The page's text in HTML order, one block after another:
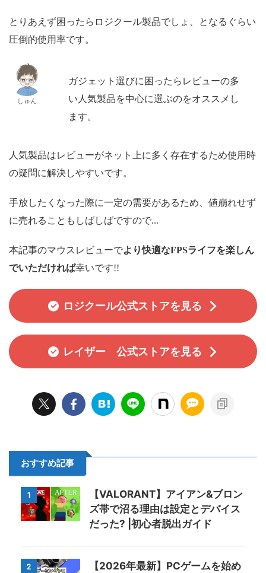
とりあえず困ったらロジクール製品でしょ、となるぐらい
圧倒的使用率です。
しゅん
ガジェット選びに困ったらレビューの多
い人気製品を中心に選ぶのをオススメし
ます。
人気製品はレビューがネット上に多く存在するため使用時
の疑問に解決しやすいです。
手放したくなった際に一定の需要があるため、値崩れせず
に売れることもしばしばですので...
本記事のマウスレビューでより快適なFPSライフを楽しん
でいただければ幸いです!!
ロジクール公式ストアを見る
レイザー 公式ストアを見る
おすすめ記事
1
【VALORANT】アイアン&ブロン
ズ帯で沼る理由は設定とデバイス
だった? |初心者脱出ガイド
2
【2026年最新】PCゲームを始め